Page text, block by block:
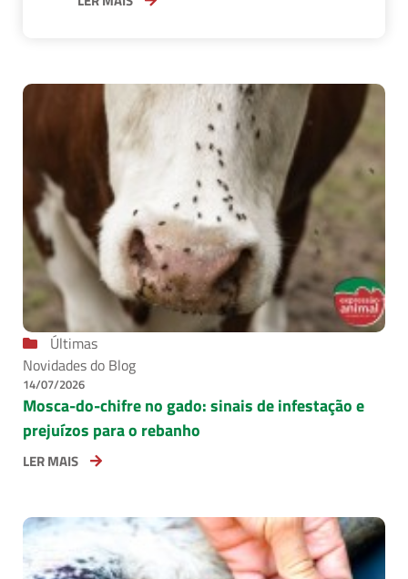
Últimas
Novidades do Blog
14/07/2026
Mosca-do-chifre no gado: sinais de infestação e
prejuízos para o rebanho
LER MAIS